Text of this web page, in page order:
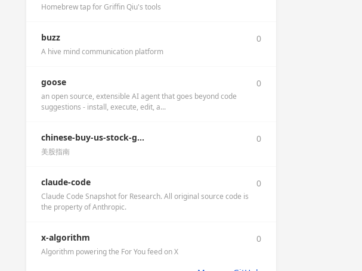
Homebrew tap for Griffin Qiu's tools
buzz 0
A hive mind communication platform
goose 0
an open source, extensible AI agent that goes beyond code
suggestions - install, execute, edit, a...
chinese-buy-us-stock-g... 0
美股指南
claude-code 0
Claude Code Snapshot for Research. All original source code is
the property of Anthropic.
x-algorithm 0
Algorithm powering the For You feed on X